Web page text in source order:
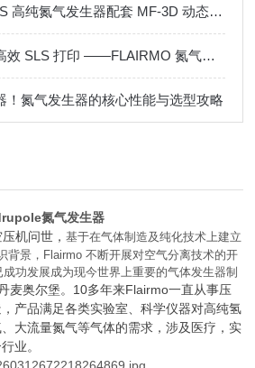
Flairmo N2G40CS 高纯氮气发生器配套 MF-3D 动态配气装置应用案例
即插即用，赋能高效 SLS 打印 ——FLAIRMO 氮气发生器应用成功案例
！氮气发生器的核心性能与选型攻略
氮气发生器
机问世，基于在气体制造及纯化技术上建立
背景，Flairmo 不断开展对空气分离技术的开
功发展成为现今世界上重要的气体发生器制
麦奥尔堡。10多年来Flairmo一直从事压
产品满足各类实验室、科学仪器对高纯氢
大流量氮气等气体的需求，涉及医疗，实
业。